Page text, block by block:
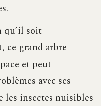
soit
ce grand arbre
et peut
avec ses
les insectes nuisibles